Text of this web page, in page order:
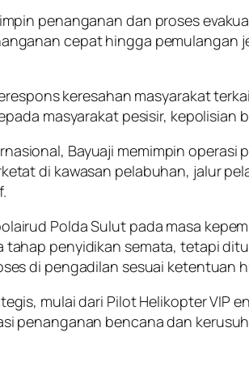
penanganan dan proses
cepat hingga pemulangan
keresahan masyarakat
masyarakat pesisir, kepolisian
Bayuaji memimpin
di kawasan pelabuhan, jalur
Polda Sulut pada masa
tahap penyidikan semata, tetapi
di pengadilan sesuai ketentuan
mulai dari Pilot Helikopter VIP
penanganan bencana dan